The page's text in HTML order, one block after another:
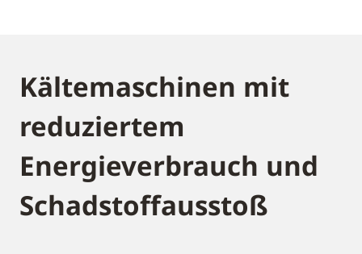
Kältemaschinen mit
reduziertem
Energieverbrauch und
Schadstoffausstoß